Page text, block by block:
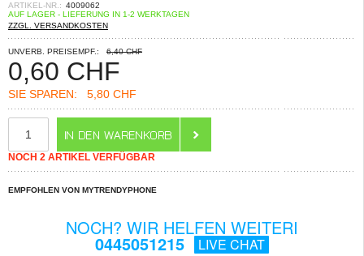
ARTIKEL-NR.: 4009062
AUF LAGER - LIEFERUNG IN 1-2 WERKTAGEN
ZZGL. VERSANDKOSTEN
UNVERB. PREISEMPF.: 6,40 CHF
0,60 CHF
SIE SPAREN: 5,80 CHF
NOCH 2 ARTIKEL VERFÜGBAR
EMPFOHLEN VON MYTRENDYPHONE
NOCH? WIR HELFEN WEITERI
0445051215 LIVE CHAT